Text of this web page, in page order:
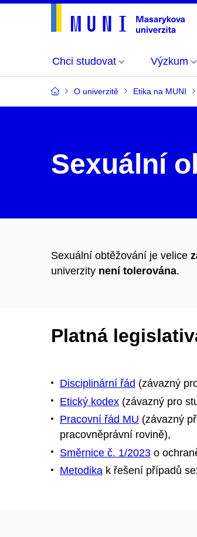
Chci studovat Výzkum
O univerzitě Etika na MUNI
Sexuální
Sexuální obtěžování je velice
univerzity není tolerována.
Platná
Disciplinární řád (závazný
Etický kodex (závazný pro
Pracovní řád MU (závazný
pracovněprávní rovině),
Směrnice č. 1/2023 o
Metodika k řešení případů